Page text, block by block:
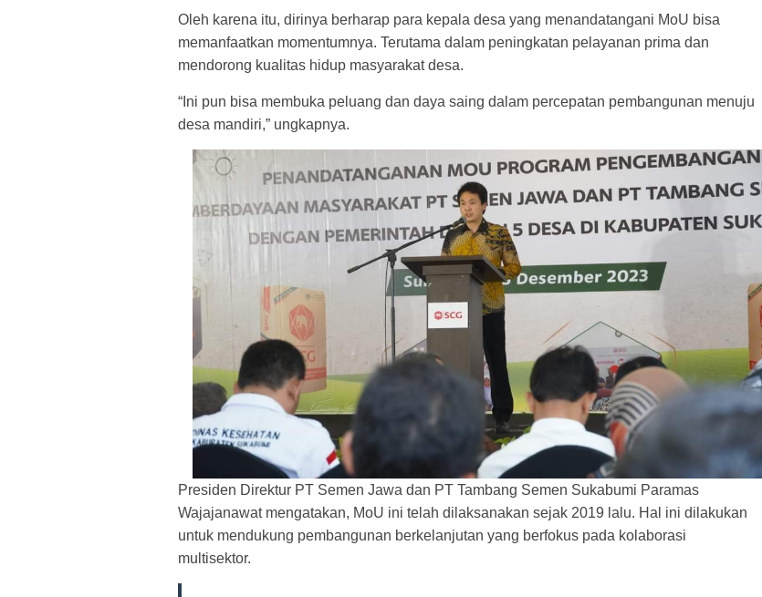
Oleh karena itu, dirinya berharap para kepala desa yang menandatangani MoU bisa
memanfaatkan momentumnya. Terutama dalam peningkatan pelayanan prima dan
mendorong kualitas hidup masyarakat desa.
“Ini pun bisa membuka peluang dan daya saing dalam percepatan pembangunan menuju
desa mandiri,” ungkapnya.
Presiden Direktur PT Semen Jawa dan PT Tambang Semen Sukabumi Paramas
Wajajanawat mengatakan, MoU ini telah dilaksanakan sejak 2019 lalu. Hal ini dilakukan
untuk mendukung pembangunan berkelanjutan yang berfokus pada kolaborasi
multisektor.